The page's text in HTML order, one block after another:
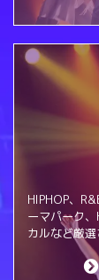
HIPHOP、
ーマパーク
カルなど厳